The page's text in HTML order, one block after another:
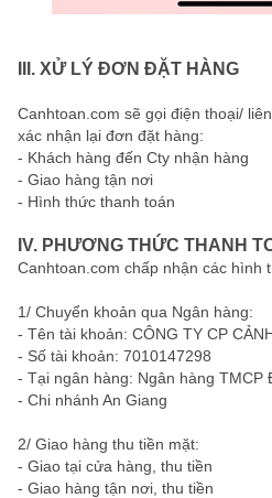
III. XỬ LÝ ĐƠN ĐẶT HÀNG
Canhtoan.com sẽ gọi điện thoại/
xác nhận lại đơn đặt hàng:
- Khách hàng đến Cty nhận hàng
- Giao hàng tận nơi
- Hình thức thanh toán
IV. PHƯƠNG THỨC THANH
Canhtoan.com chấp nhận các hình
1/ Chuyển khoản qua Ngân hàng:
- Tên tài khoản: CÔNG TY CP
- Số tài khoản: 7010147298
- Tại ngân hàng: Ngân hàng TMCP
- Chi nhánh An Giang
2/ Giao hàng thu tiền mặt:
- Giao tại cửa hàng, thu tiền
- Giao hàng tận nơi, thu tiền